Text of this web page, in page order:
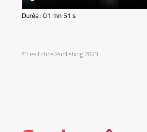
Durée : 01 mn 51 s
© Les Echos Publishing 2023